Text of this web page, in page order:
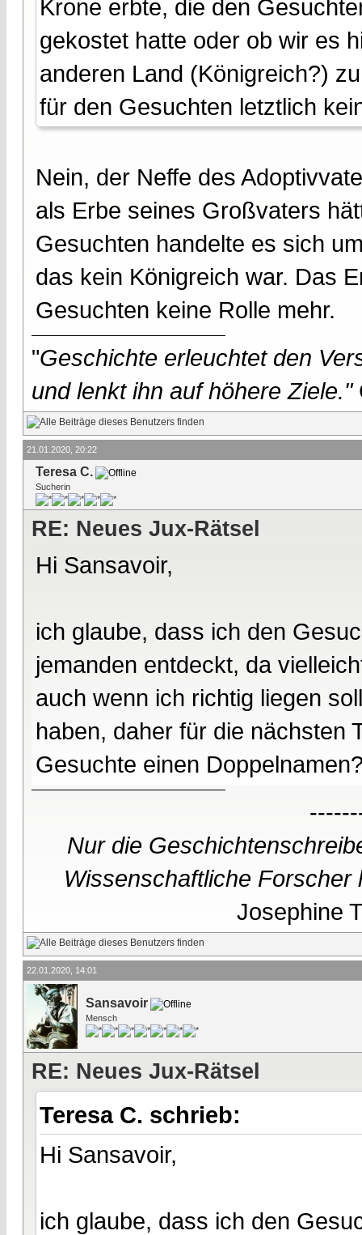
Krone erbte, die den
gekostet hatte oder ob wir es
anderen Land (Königreich?)
für den Gesuchten letztlich
Nein, der Neffe des
als Erbe seines Großvaters
Gesuchten handelte es sich
das kein Königreich war. Das
Gesuchten keine Rolle mehr.
"Geschichte erleuchtet den
und lenkt ihn auf höhere Ziele."
21.01.2020, 20:22
Teresa C.
Sucherin
RE: Neues Jux-Rätsel
Hi Sansavoir,
ich glaube, dass ich den
jemanden entdeckt, da
auch wenn ich richtig liegen
haben, daher für die nächsten
Gesuchte einen
Nur die
Wissenschaftliche
Josephine
22.01.2020, 14:01
Sansavoir
Mensch
RE: Neues Jux-Rätsel
Teresa C. schrieb:
Hi Sansavoir,
ich glaube, dass ich den